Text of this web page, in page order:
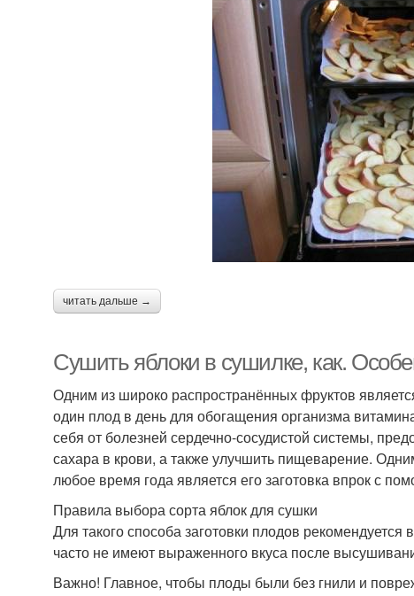
читать дальше →
Сушить яблоки в сушилке, как.
Одним из широко распространённых фруктов
один плод в день для обогащения организма
себя от болезней сердечно-сосудистой системы,
сахара в крови, а также улучшить пищеварение.
любое время года является его заготовка впрок с
Правила выбора сорта яблок для сушки
Для такого способа заготовки плодов
часто не имеют выраженного вкуса после
Важно! Главное, чтобы плоды были без гнили и